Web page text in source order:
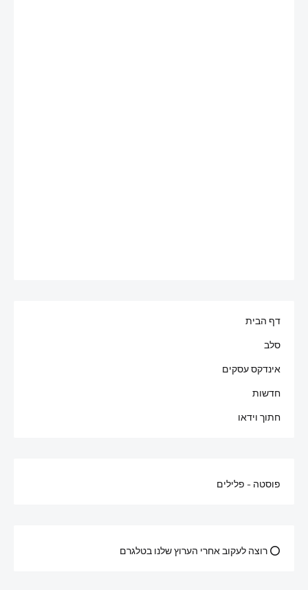
דף הבית
סלב
אינדקס עסקים
חדשות
חתוך וידאו
פוסטה - פלילים
⭕ רוצה לעקוב אחרי הערוץ שלנו בטלגרם